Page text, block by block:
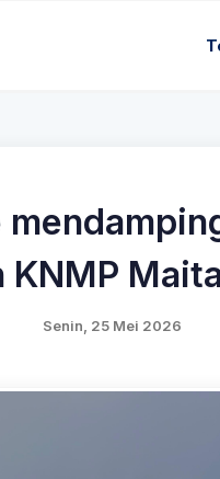
KNMP
Senin, 25 Mei 2026